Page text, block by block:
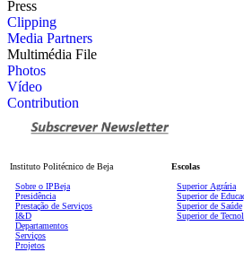
Press
Clipping
Media Partners
Multimédia File
Photos
Vídeo
Contribution
Instituto Politécnico de Beja
Sobre o IPBeja
Presidência
Prestação de Serviços
I&D
Departamentos
Serviços
Projetos
Escolas
Superior Agrária
Superior de
Superior de Saúde
Superior de